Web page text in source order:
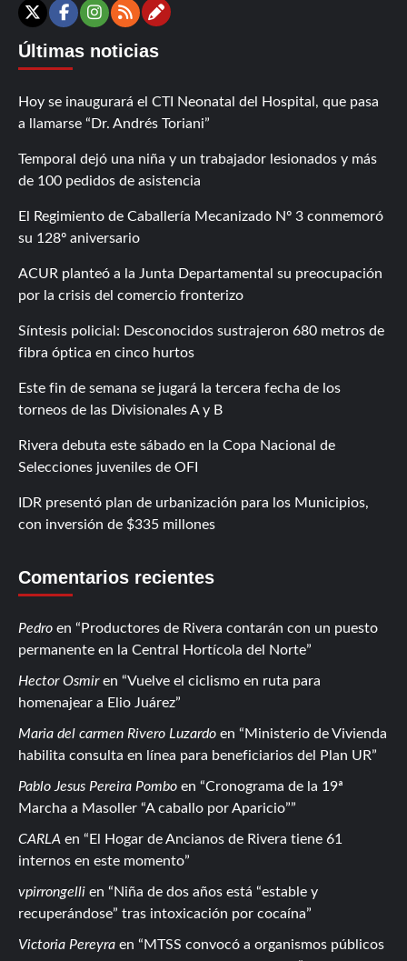
X Facebook
Instagram
RSSContáctanos
Últimas noticias
Hoy se inaugurará el CTI Neonatal del Hospital, que pasa
a llamarse “Dr. Andrés Toriani”
Temporal dejó una niña y un trabajador lesionados y más
de 100 pedidos de asistencia
El Regimiento de Caballería Mecanizado Nº 3 conmemoró
su 128º aniversario
ACUR planteó a la Junta Departamental su preocupación
por la crisis del comercio fronterizo
Síntesis policial: Desconocidos sustrajeron 680 metros de
fibra óptica en cinco hurtos
Este fin de semana se jugará la tercera fecha de los
torneos de las Divisionales A y B
Rivera debuta este sábado en la Copa Nacional de
Selecciones juveniles de OFI
IDR presentó plan de urbanización para los Municipios,
con inversión de $335 millones
Comentarios recientes
Pedro en
Productores de Rivera contarán con un puesto
permanente en la Central Hortícola del Norte
Hector Osmiren
Vuelve el ciclismo en ruta para
homenajear a Elio Juárez
Maria del carmen Rivero Luzardo en
Ministerio de Vivienda
habilita consulta en línea para beneficiarios del Plan UR
Pablo Jesus Pereira Pombo en
Cronograma de la 19ª
Marcha a Masoller “A caballo por Aparicio”
CARLA en
El Hogar de Ancianos de Rivera tiene 61
internos en este momento
vpirrongelli en
Niña de dos años está “estable y
recuperándose” tras intoxicación por cocaína
Victoria Pereyra en
MTSS convocó a organismos públicos